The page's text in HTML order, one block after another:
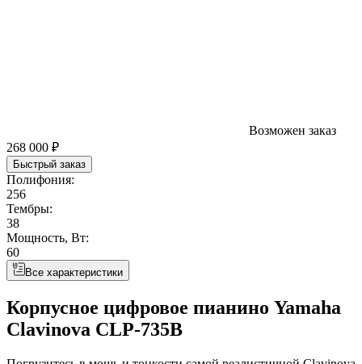
Возможен заказ
268 000 ₽
Быстрый заказ
Полифония:
256
Тембры:
38
Мощность, Вт:
60
Все характеристики
Корпусное цифровое пианино Yamaha
Clavinova CLP-735B